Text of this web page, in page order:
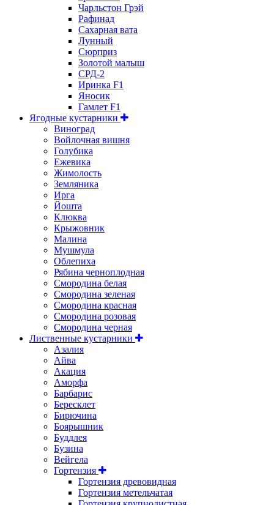
Чарльстон Грэй
Рафинад
Сахарная вата
Лунный
Сюрприз
Золотой малыш
СРД-2
Иринка F1
Яносик
Гамлет F1
Ягодные кустарники
Виноград
Войлочная вишня
Голубика
Ежевика
Жимолость
Земляника
Ирга
Йошта
Клюква
Крыжовник
Малина
Мушмула
Облепиха
Рябина черноплодная
Смородина белая
Смородина зеленая
Смородина красная
Смородина розовая
Смородина черная
Лиственные кустарники
Азалия
Айва
Акация
Аморфа
Барбарис
Бересклет
Бирючина
Боярышник
Буддлея
Бузина
Вейгела
Гортензия
Гортензия древовидная
Гортензия метельчатая